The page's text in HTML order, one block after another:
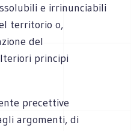
e irrinunciabili
territorio o,
del
principi
precettive
argomenti, di